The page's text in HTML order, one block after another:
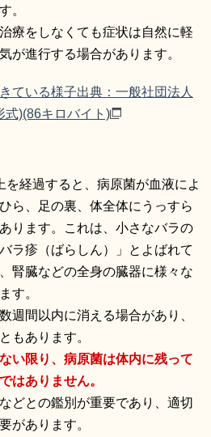
。
療をしなくても症状は自然に軽
が進行する場合があります。
ている様子出典：一般社団法人
式)(86キロバイト)
経過すると、病原菌が血液によ
ら、足の裏、体全体にうっすら
ります。これは、小さなバラの
ラ疹（ばらしん）」とよばれて
腎臓などの全身の臓器に様々な
す。
週間以内に消える場合があり、
もあります。
い限り、病原菌は体内に残って
はありません。
どとの鑑別が重要であり、適切
があります。